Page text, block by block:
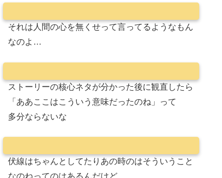
それは人間の心を無くせって言ってるようなもん
なのよ…
ストーリーの核心ネタが分かった後に観直したら
「ああここはこういう意味だったのね」って
多分ならないな
伏線はちゃんとしてたりあの時のはそういうこと